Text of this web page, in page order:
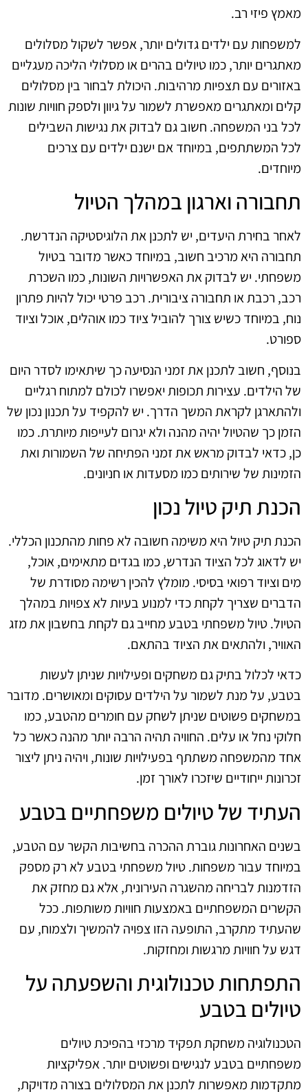
מאמץ פיזי רב.
למשפחות עם ילדים גדולים יותר, אפשר לשקול מסלולים
מאתגרים יותר, כמו טיולים בהרים או מסלולי הליכה מעגליים
באזורים עם תצפיות מרהיבות. היכולת לבחור בין מסלולים
קלים ומאתגרים מאפשרת לשמור על גיוון ולספק חוויות שונות
לכל בני המשפחה. חשוב גם לבדוק את נגישות השבילים
לכל המשתתפים, במיוחד אם ישנם ילדים עם צרכים
מיוחדים.
תחבורה וארגון במהלך הטיול
לאחר בחירת היעדים, יש לתכנן את הלוגיסטיקה הנדרשת.
תחבורה היא מרכיב חשוב, במיוחד כאשר מדובר בטיול
משפחתי. יש לבדוק את האפשרויות השונות, כמו השכרת
רכב, רכבת או תחבורה ציבורית. רכב פרטי יכול להיות פתרון
נוח, במיוחד כשיש צורך להוביל ציוד כמו אוהלים, אוכל וציוד
ספורט.
בנוסף, חשוב לתכנן את זמני הנסיעה כך שיתאימו לסדר היום
של הילדים. עצירות תכופות יאפשרו לכולם למתוח רגליים
ולהתארגן לקראת המשך הדרך. יש להקפיד על תכנון נכון של
הזמן כך שהטיול יהיה מהנה ולא יגרום לעייפות מיותרת. כמו
כן, כדאי לבדוק מראש את זמני הפתיחה של השמורות ואת
הזמינות של שירותים כמו מסעדות או חניונים.
הכנת תיק טיול נכון
הכנת תיק טיול היא משימה חשובה לא פחות מהתכנון הכללי.
יש לדאוג לכל הציוד הנדרש, כמו בגדים מתאימים, אוכל,
מים וציוד רפואי בסיסי. מומלץ להכין רשימה מסודרת של
הדברים שצריך לקחת כדי למנוע בעיות לא צפויות במהלך
הטיול. טיול משפחתי בטבע מחייב גם לקחת בחשבון את מזג
האוויר, ולהתאים את הציוד בהתאם.
כדאי לכלול בתיק גם משחקים ופעילויות שניתן לעשות
בטבע, על מנת לשמור על הילדים עסוקים ומאושרים. מדובר
במשחקים פשוטים שניתן לשחק עם חומרים מהטבע, כמו
חלוקי נחל או עלים. החוויה תהיה הרבה יותר מהנה כאשר כל
אחד מהמשפחה משתתף בפעילויות שונות, ויהיה ניתן ליצור
זכרונות ייחודיים שיזכרו לאורך זמן.
העתיד של טיולים משפחתיים בטבע
בשנים האחרונות גוברת ההכרה בחשיבות הקשר עם הטבע,
במיוחד עבור משפחות. טיול משפחתי בטבע לא רק מספק
הזדמנות לבריחה מהשגרה העירונית, אלא גם מחזק את
הקשרים המשפחתיים באמצעות חוויות משותפות. ככל
שהעתיד מתקרב, התופעה הזו צפויה להמשיך ולצמוח, עם
דגש על חוויות מרגשות ומחזקות.
התפתחות טכנולוגית והשפעתה על
טיולים בטבע
הטכנולוגיה משחקת תפקיד מרכזי בהפיכת טיולים
משפחתיים בטבע לנגישים ופשוטים יותר. אפליקציות
מתקדמות מאפשרות לתכנן את המסלולים בצורה מדויקת,